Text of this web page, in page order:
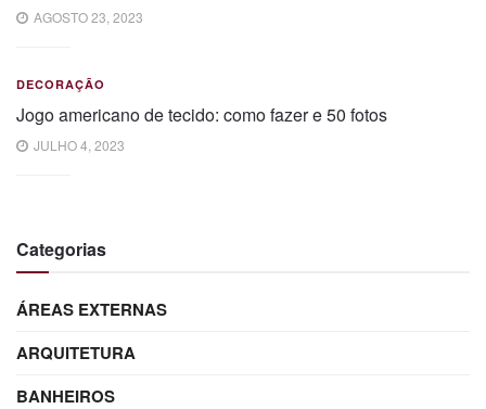
AGOSTO 23, 2023
DECORAÇÃO
Jogo americano de tecido: como fazer e 50 fotos
JULHO 4, 2023
Categorias
ÁREAS EXTERNAS
ARQUITETURA
BANHEIROS